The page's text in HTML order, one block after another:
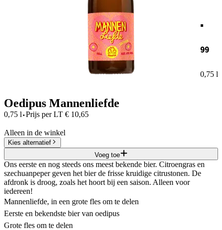
.
99
0,75 l
Oedipus Mannenliefde
0,75 l·Prijs per LT € 10,65
Alleen in de winkel
Kies alternatief
Voeg toe
Ons eerste en nog steeds ons meest bekende bier. Citroengras en
szechuanpeper geven het bier de frisse kruidige citrustonen. De
afdronk is droog, zoals het hoort bij een saison. Alleen voor
iedereen!
Mannenliefde, in een grote fles om te delen
Eerste en bekendste bier van oedipus
Grote fles om te delen